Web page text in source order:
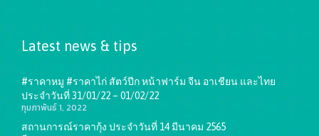
Latest news & tips
#ราคาหมู #ราคาไก่ สัตว์ปีก หน้าฟาร์ม จีน อาเชียน และไทย
ประจำวันที่ 31/01/22 – 01/02/22
กุมภาพันธ์ 1, 2022
สถานการณ์ราคากุ้ง ประจำวันที่ 14 มีนาคม 2565